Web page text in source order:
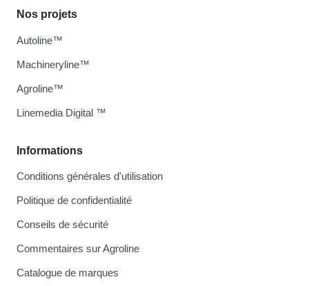
Informations
Conditions générales d'utilisation
Politique de confidentialité
Conseils de sécurité
Commentaires sur Agroline
Catalogue de marques
Nos projets
Autoline™
Machineryline™
Agroline™
Linemedia Digital ™